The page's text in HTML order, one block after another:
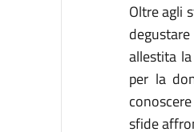
Oltre agli
allestita
per la
sfide